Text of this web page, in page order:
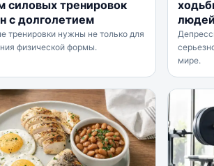
силовых тренировок
с долголетием
тренировки нужны не только для
физической формы.
мире.